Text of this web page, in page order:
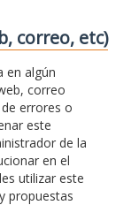
correo, etc)
en algún
correo
errores o
este
de la
en el
utilizar este
propuestas